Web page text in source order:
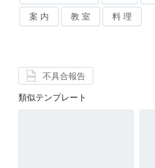
案 内 教 室 料 理
不具合報告
類似テンプレート